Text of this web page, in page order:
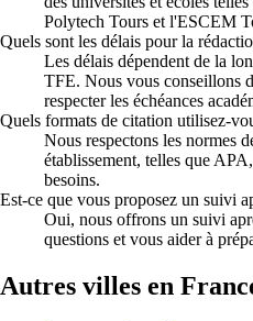
Polytech Tours et l'ESCEM
Quels sont les délais pour la
Les délais dépendent de la
TFE. Nous vous conseillons
respecter les échéances
Quels formats de citation utilisez-
Nous respectons les normes
établissement, telles que
besoins.
Est-ce que vous proposez un suivi
Oui, nous offrons un suivi
questions et vous aider à
Autres villes en